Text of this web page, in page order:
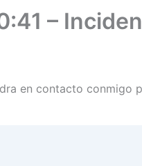
–
en contacto conmigo